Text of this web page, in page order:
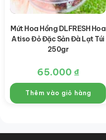
Mứt Hoa Hồng DLFRESH Hoa
Atiso Đỏ Đặc Sản Đà Lạt Túi
250gr
65.000 ₫
Thêm vào giỏ hàng